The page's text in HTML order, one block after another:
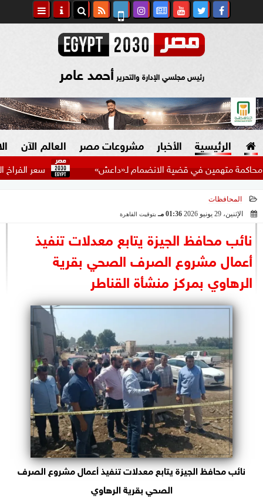
رئيس مجلسي الإدارة والتحرير أحمد عامر
الرئيسية الأخبار
السياسة
الرئاسة
البرلمان
الوزارات
مشروعات مصر العالم الآن
سعر الفراخ البيضاء في قضية الانضمام لـ«داعش»
المحافظات
الإثنين، 29 يونيو 2026
01:36 مـ بتوقيت القاهرة
نائب محافظ الجيزة يتابع معدلات تنفيذ
أعمال مشروع الصرف الصحي بقرية
الرهاوي بمركز منشأة القناطر
نائب محافظ الجيزة يتابع معدلات تنفيذ أعمال مشروع الصرف
الصحي بقرية الرهاوي